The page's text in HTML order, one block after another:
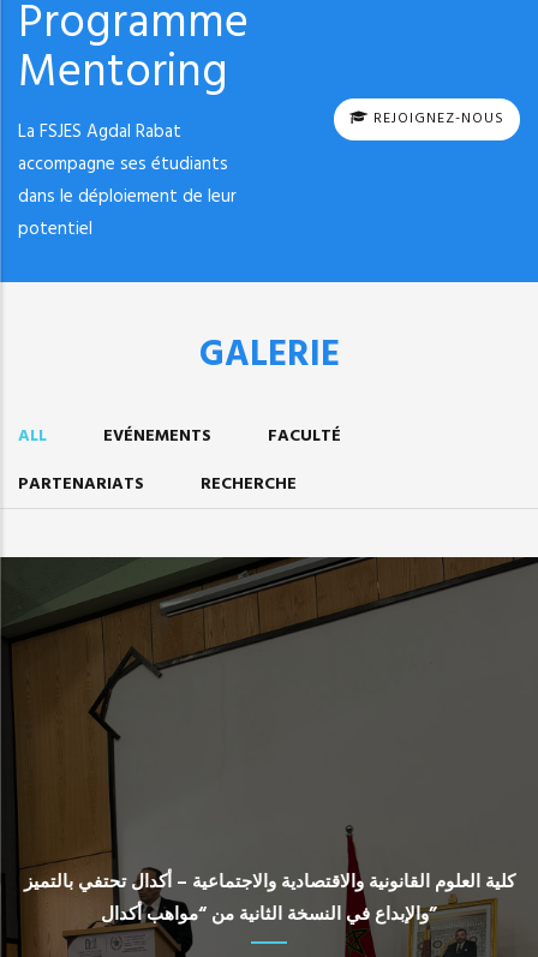
Programme
Mentoring
La FSJES Agdal Rabat
accompagne ses étudiants
dans le déploiement de leur
potentiel
REJOIGNEZ-NOUS
GALERIE
ALL EVÉNEMENTS
FACULTÉ
PARTENARIATS
RECHERCHE
كلية العلوم القانونية والاقتصادية والاجتماعية – أكدال تحتفي بالتميز
والإبداع في النسخة الثانية من “مواهب أكدال”